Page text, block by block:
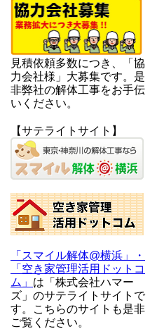
見積依頼多数につき、「協
力会社様」大募集です。是
非弊社の解体工事をお手伝
いください。
【サテライトサイト】
「スマイル解体@横浜」・
「空き家管理活用ドットコ
ム」 は「株式会社ハマー
ズ」のサテライトサイトで
す。こちらのサイトも是非
ご覧ください。